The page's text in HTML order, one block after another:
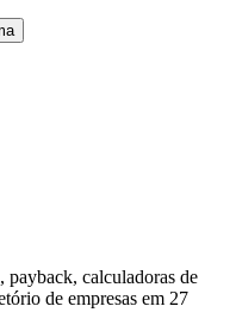
payback, calculadoras de
de empresas em 27